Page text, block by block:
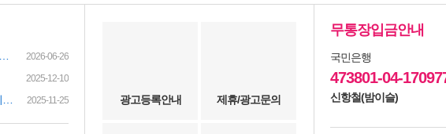
2026-06-26
2025-12-10
2025-11-25 광고등록안내 제휴/광고문의
무통장입금안내
국민은행
473801-04-
신항철(밤이슬)